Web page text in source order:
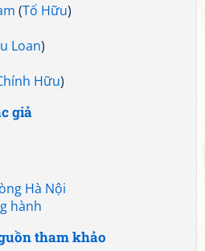
(Tố Hữu)
Loan)
Hữu)
giả
Hà Nội
hành
tham khảo